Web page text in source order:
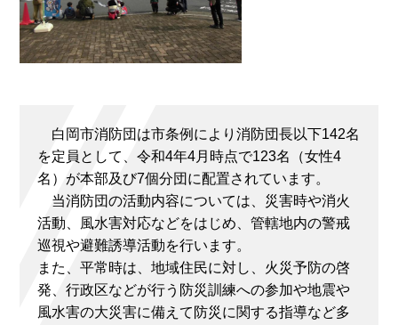
白岡市消防団は市条例により消防団長以下142名
を定員として、令和4年4月時点で123名（女性4
名）が本部及び7個分団に配置されています。
当消防団の活動内容については、災害時や消火
活動、風水害対応などをはじめ、管轄地内の警戒
巡視や避難誘導活動を行います。
また、平常時は、地域住民に対し、火災予防の啓
発、行政区などが行う防災訓練への参加や地震や
風水害の大災害に備えて防災に関する指導など多